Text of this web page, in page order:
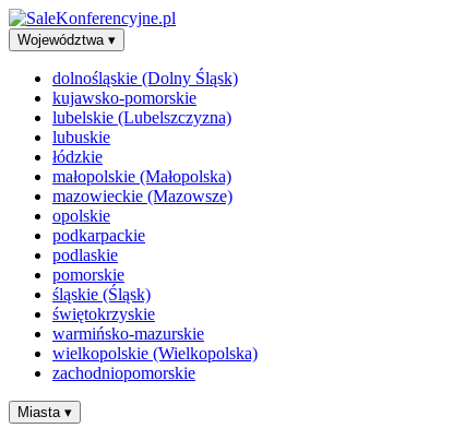
Województwa ▾
dolnośląskie (Dolny Śląsk)
kujawsko-pomorskie
lubelskie (Lubelszczyzna)
lubuskie
łódzkie
małopolskie (Małopolska)
mazowieckie (Mazowsze)
opolskie
podkarpackie
podlaskie
pomorskie
śląskie (Śląsk)
świętokrzyskie
warmińsko-mazurskie
wielkopolskie (Wielkopolska)
zachodniopomorskie
Miasta ▾